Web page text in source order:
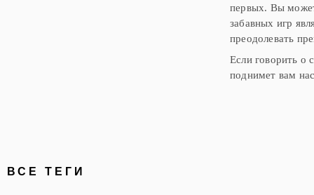
первых. Вы
забавных игр
преодолевать
Если говорить о
поднимет вам
ВСЕ ТЕГИ